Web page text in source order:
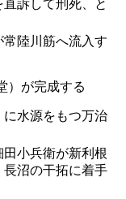
訴して刑死、と
陸川筋へ流入す
）が完成する
に水源をもつ万治
小兵衛が新利根
長沼の干拓に着手